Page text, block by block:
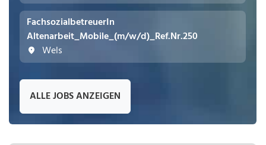
FachsozialbetreuerIn
Altenarbeit_Mobile_(m/w/d)_Ref.Nr.250
Wels
ALLE JOBS ANZEIGEN